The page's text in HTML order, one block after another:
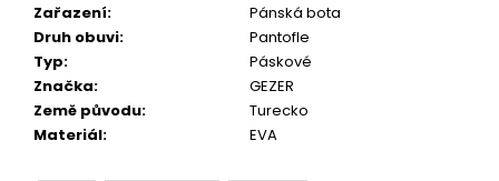
Zařazení:
Pánská bota
Druh obuvi:
Pantofle
Typ:
Páskové
Značka:
GEZER
Země původu:
Turecko
Materiál: EVA